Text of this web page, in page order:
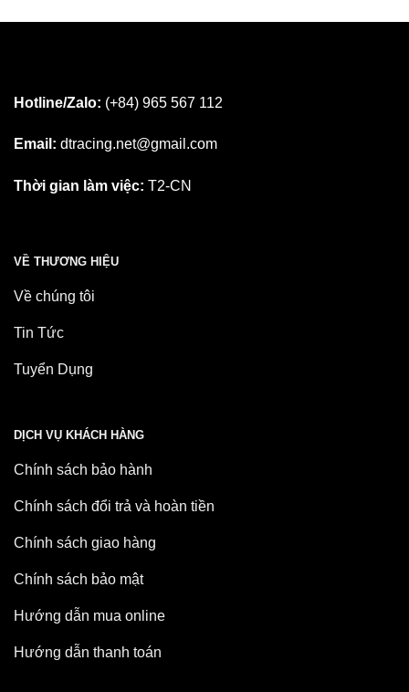
Hotline/Zalo: (+84) 965 567 112
Email: dtracing.net@gmail.com
Thời gian làm việc: T2-CN
VỀ THƯƠNG HIỆU
Về chúng tôi
Tin Tức
Tuyển Dụng
DỊCH VỤ KHÁCH HÀNG
Chính sách bảo hành
Chính sách đổi trả và hoàn tiền
Chính sách giao hàng
Chính sách bảo mật
Hướng dẫn mua online
Hướng dẫn thanh toán